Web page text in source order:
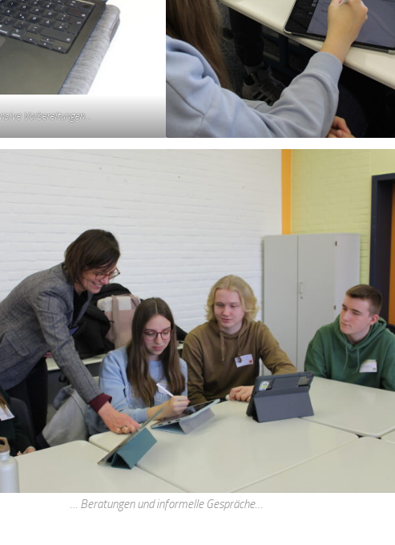
Vorbereitungen…
… Beratungen und informelle Gespräche…